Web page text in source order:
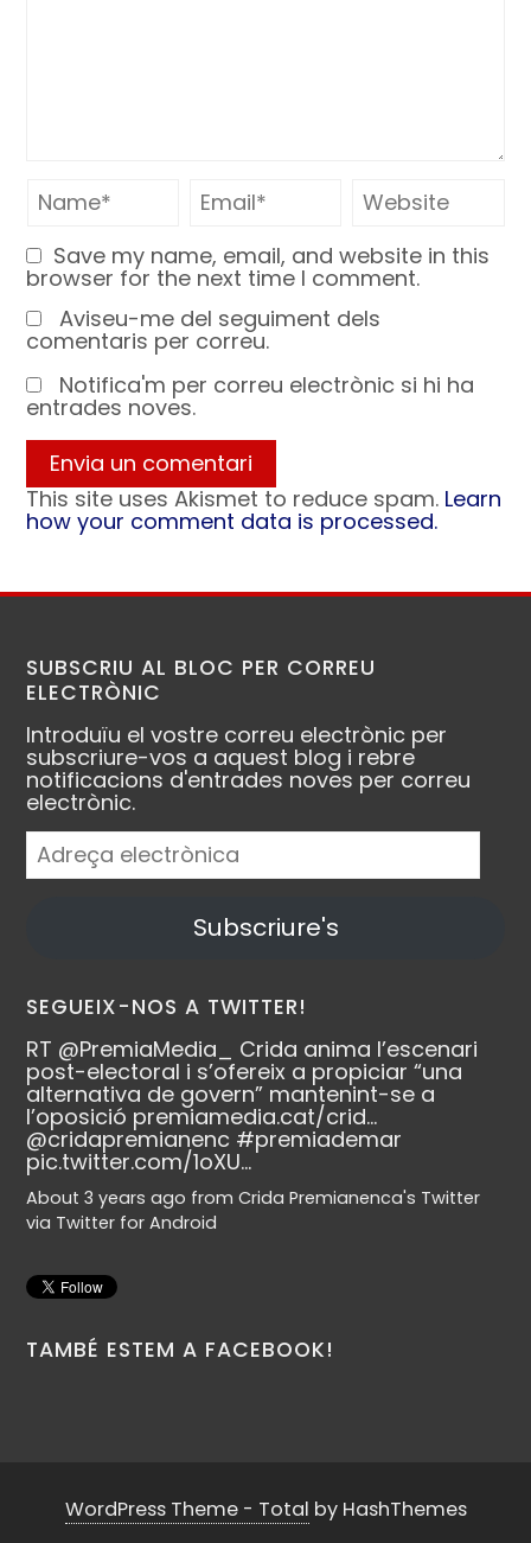
Save my name, email, and website in this
browser for the next time I comment.
Aviseu-me del seguiment dels
comentaris per correu.
Notifica'm per correu electrònic si hi ha
entrades noves.
This site uses Akismet to reduce spam. Learn
how your comment data is processed.
SUBSCRIU AL BLOC PER CORREU
ELECTRÒNIC
Introduïu el vostre correu electrònic per
subscriure-vos a aquest blog i rebre
notificacions d'entrades noves per correu
electrònic.
Adreça
electrònica
Subscriure's
SEGUEIX-NOS A TWITTER!
RT @PremiaMedia_ Crida anima l’escenari
post-electoral i s’ofereix a propiciar “una
alternativa de govern” mantenint-se a
l’oposició premiamedia.cat/crid…
@cridapremianenc #premiademar
pic.twitter.com/1oXU…
About 3 years ago fromCrida Premianenca's Twitter
via Twitter for Android
TAMBÉ ESTEM A FACEBOOK!
WordPress Theme - Total by HashThemes